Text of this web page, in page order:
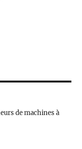
de machines à